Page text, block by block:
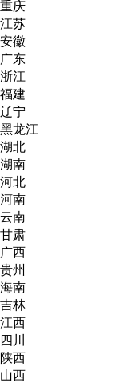
重庆
江苏
安徽
广东
浙江
福建
辽宁
黑龙江
湖北
湖南
河北
河南
云南
甘肃
广西
贵州
海南
吉林
江西
四川
陕西
山西